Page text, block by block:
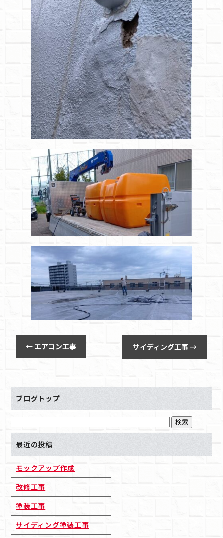
← エアコン工事 サイディング工事→
ブログトップ
最近の投稿
モックアップ作成
改修工事
塗装工事
サイディング塗装工事